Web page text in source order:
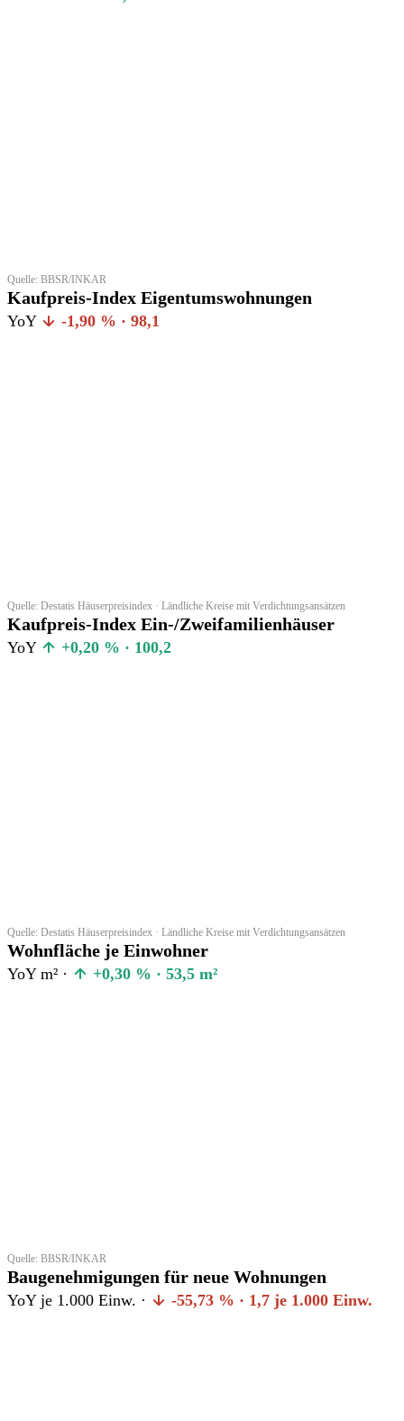
Quelle: BBSR/INKAR
Kaufpreis-Index Eigentumswohnungen
YoY -1,90 % · 98,1
Quelle: Destatis Häuserpreisindex · Ländliche Kreise mit Verdichtungsansätzen
Kaufpreis-Index Ein-/Zweifamilienhäuser
YoY +0,20 % · 100,2
Quelle: Destatis Häuserpreisindex · Ländliche Kreise mit Verdichtungsansätzen
Wohnfläche je Einwohner
YoY m² · +0,30 % · 53,5 m²
Quelle: BBSR/INKAR
Baugenehmigungen für neue Wohnungen
YoY je 1.000 Einw. · -55,73 % · 1,7 je 1.000 Einw.